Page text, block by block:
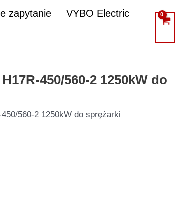
zapytanie VYBO Electric
450/560-2 1250kW do
560-2 1250kW do sprężarki